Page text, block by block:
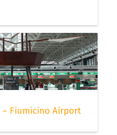
– Fiumicino Airport